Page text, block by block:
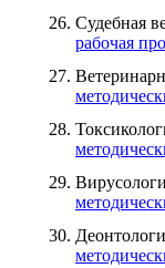
Судебная
рабочая